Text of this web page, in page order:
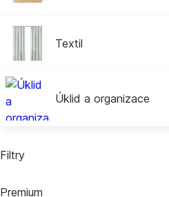
Textil
Úklid a organizace
Filtry
Premium